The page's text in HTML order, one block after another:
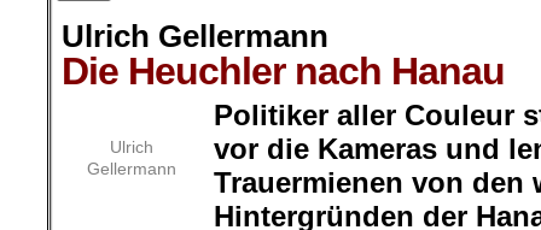
Ulrich Gellermann
Die Heuchler nach Hanau
Ulrich
Gellermann
Politiker aller Couleur
vor die Kameras und
Trauermienen von den
Hintergründen der